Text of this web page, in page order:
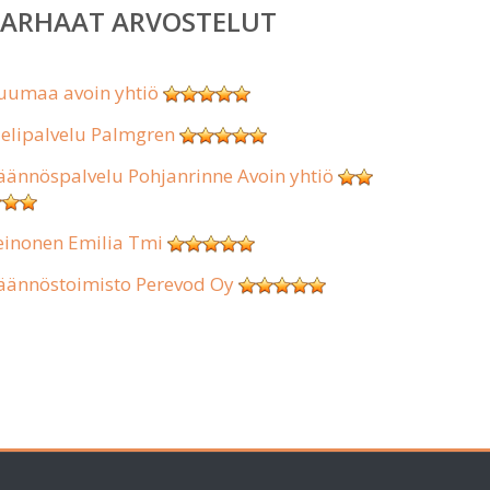
ARVOSTELUT
avoin yhtiö
Palmgren
Pohjanrinne Avoin yhtiö
Emilia Tmi
Perevod Oy